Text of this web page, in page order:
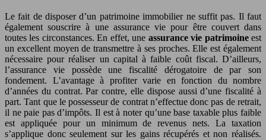
Le fait de disposer d’un patrimoine immobilier ne suffit pas. Il faut
également souscrire à une assurance vie pour être couvert dans
toutes les circonstances. En effet, une assurance vie patrimoineest
un excellent moyen de transmettre à ses proches. Elle est également
nécessaire pour réaliser un capital à faible coût fiscal. D’ailleurs,
l’assurance vie possède une fiscalité dérogatoire de par son
fondement. L’avantage à profiter varie en fonction du nombre
d’années du contrat. Par contre, elle dispose aussi d’une fiscalité à
part. Tant que le possesseur de contrat n’effectue donc pas de retrait,
il ne paie pas d’impôts. Il est à noter qu’une base taxable plus faible
est appliquée pour un minimum de revenus nets. La taxation
s’applique donc seulement sur les gains récupérés et non réalisés.